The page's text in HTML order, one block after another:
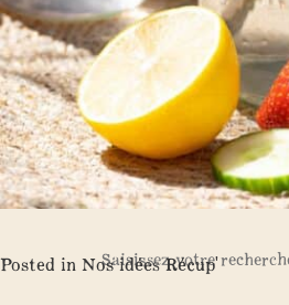
Posted in Nos idées Récup'